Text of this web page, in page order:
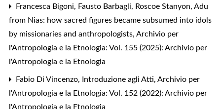
Francesca Bigoni, Fausto Barbagli, Roscoe Stanyon, Adu
from Nias: how sacred figures became subsumed into idols
by missionaries and anthropologists, Archivio per
l'Antropologia e la Etnologia: Vol. 155 (2025): Archivio per
l'Antropologia e la Etnologia
Fabio Di Vincenzo, Introduzione agli Atti, Archivio per
l'Antropologia e la Etnologia: Vol. 152 (2022): Archivio per
l'Antropologia e la Etnologia